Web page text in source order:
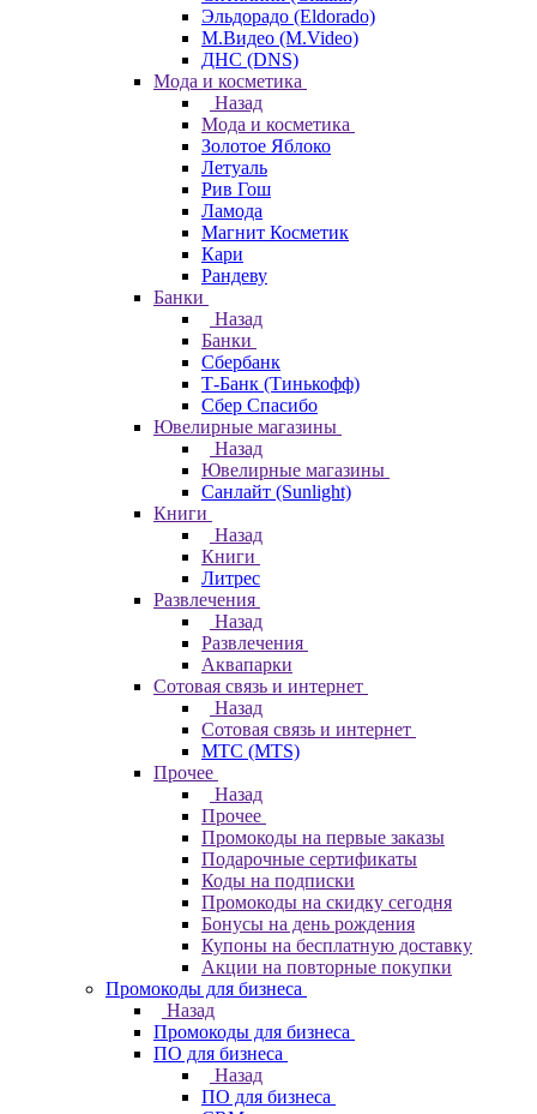
Эльдорадо (Eldorado)
М.Видео (M.Video)
ДНС (DNS)
Мода и косметика
Назад
Мода и косметика
Золотое Яблоко
Летуаль
Рив Гош
Ламода
Магнит Косметик
Кари
Рандеву
Банки
Назад
Банки
Сбербанк
Т-Банк (Тинькофф)
Сбер Спасибо
Ювелирные магазины
Назад
Ювелирные магазины
Санлайт (Sunlight)
Книги
Назад
Книги
Литрес
Развлечения
Назад
Развлечения
Аквапарки
Сотовая связь и интернет
Назад
Сотовая связь и интернет
МТС (MTS)
Прочее
Назад
Прочее
Промокоды на первые заказы
Подарочные сертификаты
Коды на подписки
Промокоды на скидку сегодня
Бонусы на день рождения
Купоны на бесплатную доставку
Акции на повторные покупки
Промокоды для бизнеса
Назад
Промокоды для бизнеса
ПО для бизнеса
Назад
ПО для бизнеса